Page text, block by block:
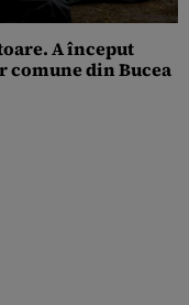
A început
din Bucea